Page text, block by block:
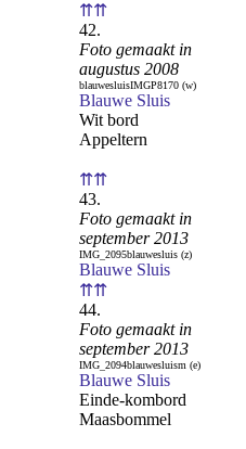
⇈⇈
42.
Foto gemaakt in
augustus 2008
blauwesluisIMGP8170 (w)
Blauwe Sluis
Wit bord
Appeltern
⇈⇈
43.
Foto gemaakt in
september 2013
IMG_2095blauwesluis (z)
Blauwe Sluis
⇈⇈
44.
Foto gemaakt in
september 2013
IMG_2094blauwesluism (e)
Blauwe Sluis
Einde-kombord
Maasbommel